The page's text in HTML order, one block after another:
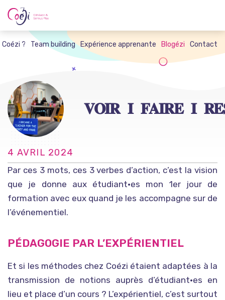
Skip
to
content
? Team building Expérience apprenante Blogézi Contact
𝐕𝐎𝐈𝐑 𝐈 𝐅𝐀𝐈𝐑𝐄 𝐈
4 AVRIL 2024
Par ces 3 mots, ces 3 verbes d’action, c’est la vision
que je donne aux étudiant•es mon 1er jour de
formation avec eux quand je les accompagne sur de
l’événementiel.
PÉDAGOGIE PAR L’EXPÉRIENTIEL
Et si les méthodes chez Coézi étaient adaptées à la
transmission de notions auprès d’étudiant•es en
lieu et place d’un cours ? L’expérientiel, c’est surtout